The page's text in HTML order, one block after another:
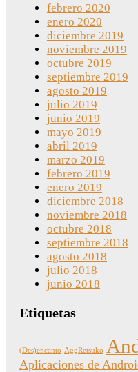
febrero 2020
enero 2020
diciembre 2019
noviembre 2019
octubre 2019
septiembre 2019
agosto 2019
julio 2019
junio 2019
mayo 2019
abril 2019
marzo 2019
febrero 2019
enero 2019
diciembre 2018
noviembre 2018
octubre 2018
septiembre 2018
agosto 2018
julio 2018
junio 2018
Etiquetas
(Des)encanto AggRetsuko
Aplicaciones de